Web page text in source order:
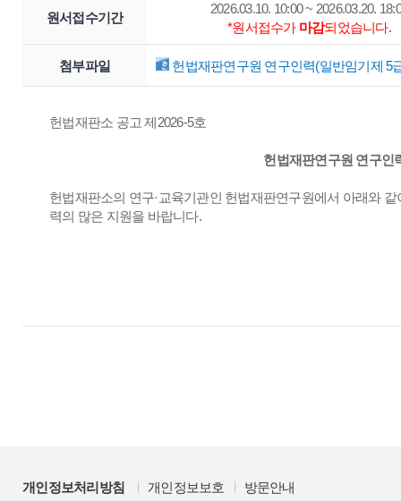
원서접수기간
2026.03.10. 10:00 ~ 2026.03.20.
*원서접수가 마감되었습니다.
첨부파일 헌법재판연구원 연구인력(일반임기제 5
헌법재판소 공고 제2026-5호
헌법재판연구원 연구인
헌법재판소의 연구·교육기관인 헌법재판연구원에서 아래와
력의 많은 지원을 바랍니다.
개인정보처리방침 개인정보보호 방문안내